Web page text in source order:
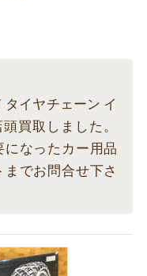
イヤチェーン イ
買取しました。
になったカー用品
でお問合せ下さ